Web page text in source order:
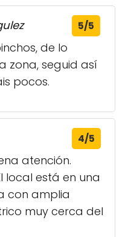
5/5
de lo
zona, seguid así
pocos.
4/5
atención.
local está en una
con amplia
muy cerca del